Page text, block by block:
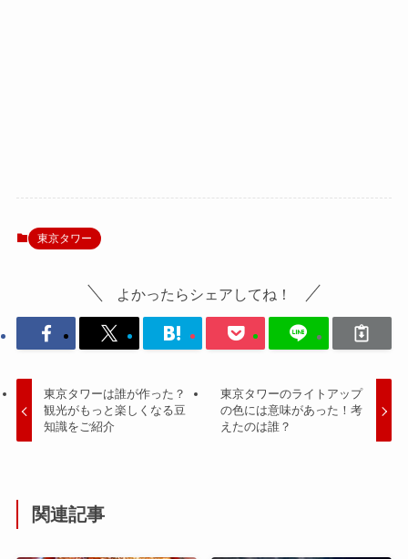
東京タワー
よかったらシェアしてね！
東京タワーは誰が作った？
観光がもっと楽しくなる豆
知識をご紹介
東京タワーのライトアップ
の色には意味があった！考
えたのは誰？
関連記事